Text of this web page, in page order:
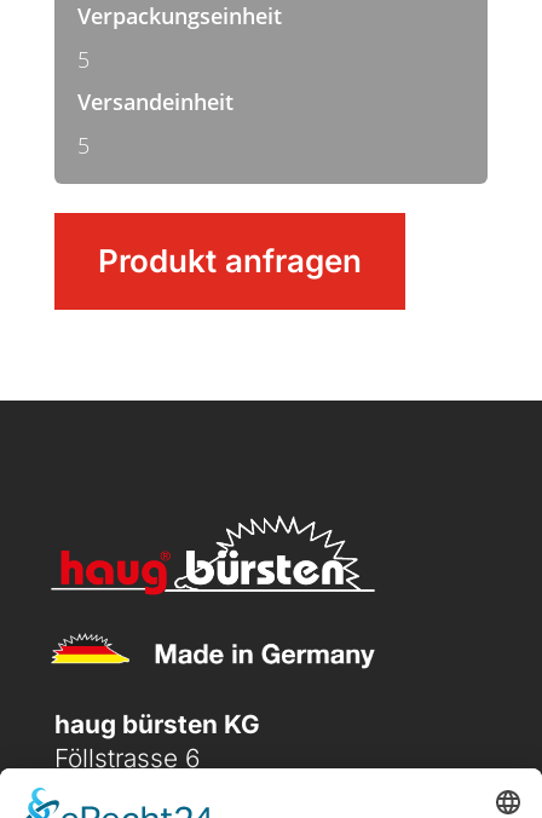
MengeProdukt anfragen
Verpackungseinheit
5
Versandeinheit
5
haug bürsten KG
Föllstrasse 6